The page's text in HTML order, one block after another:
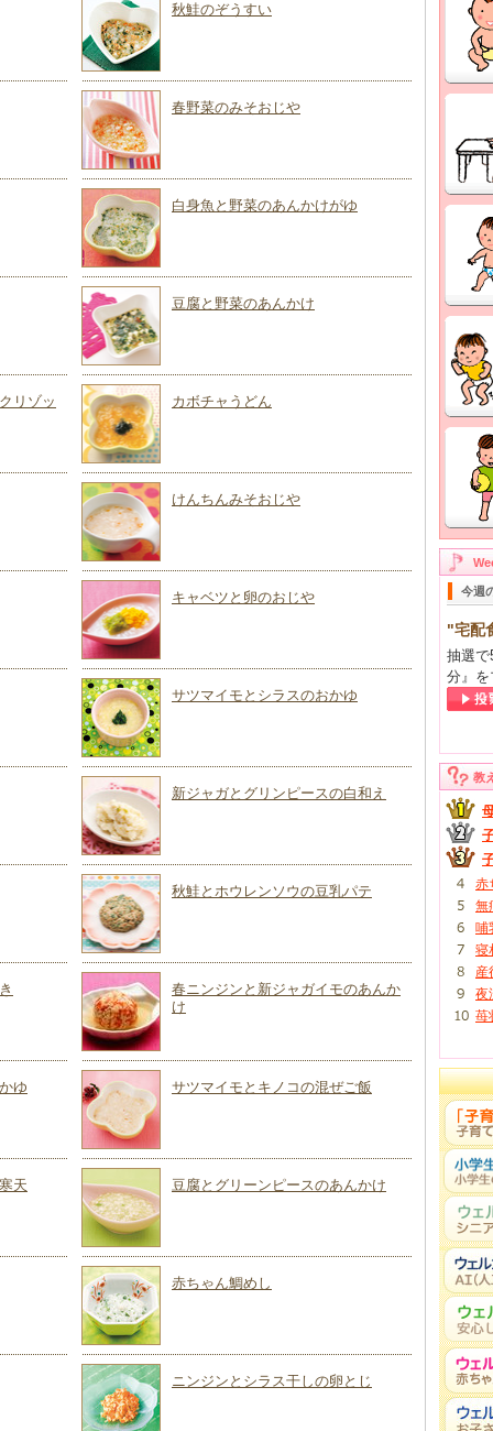
秋鮭のぞうすい
春野菜のみそおじや
白身魚と野菜のあんかけがゆ
豆腐と野菜のあんかけ
リゾッ カボチャうどん
けんちんみそおじや
キャベツと卵のおじや
サツマイモとシラスのおかゆ
新ジャガとグリンピースの白和え
秋鮭とホウレンソウの豆乳パテ
春ニンジンと新ジャガイモのあんか
け
ゆ サツマイモとキノコの混ぜご飯
天 豆腐とグリーンピースのあんかけ
赤ちゃん鯛めし
ニンジンとシラス干しの卵とじ
今週
"宅配
抽選で
分』を
教
赤
無
哺
寝
産
夜
苺